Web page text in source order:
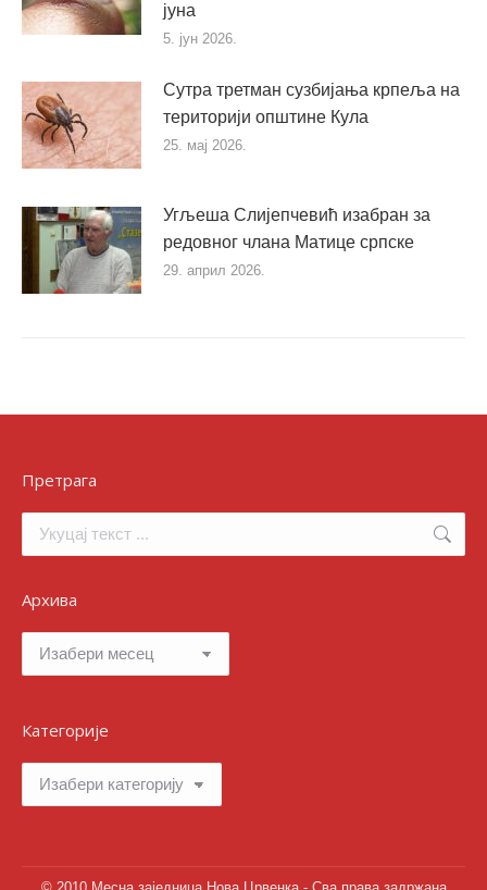
јуна
5. јун 2026.
Сутра третман сузбијања крпеља на
територији општине Кула
25. мај 2026.
Угљеша Слијепчевић изабран за
редовног члана Матице српске
29. април 2026.
Претрага
Архива
Категорије